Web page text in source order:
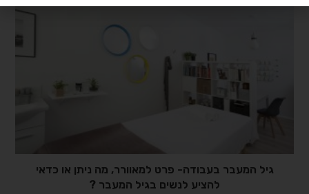
גיל המעבר בעבודה- פרט למאוורר, מה ניתן או כדאי
להציע לנשים בגיל המעבר ?